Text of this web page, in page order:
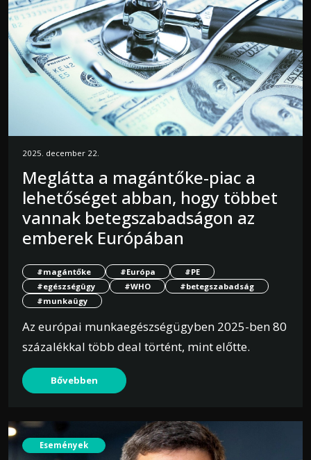
2025. december 22.
Meglátta a magántőke-piac a
lehetőséget abban, hogy többet
vannak betegszabadságon az
emberek Európában
#magántőke #Európa
#PE
#egészségügy
#WHO
#betegszabadság
#munkaügy
Az európai munkaegészségügyben 2025-ben 80
százalékkal több deal történt, mint előtte.
Bővebben
Események